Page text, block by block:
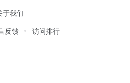
于我们
反馈 访问排行